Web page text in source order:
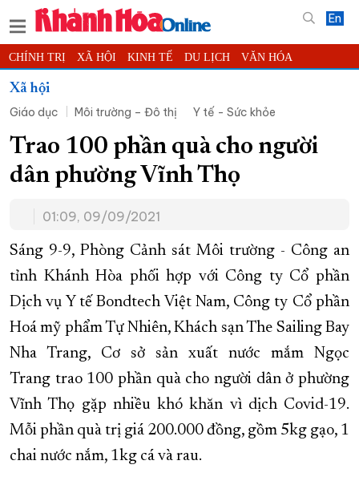
En
CHÍNH TRỊ XÃ HỘI KINH TẾ DU LỊCH VĂN HÓA
THỂ THAO
KHOA HỌC - CÔNG NGHỆ PHÁP LUẬT BẠN ĐỌC
THẾ GIỚI MULTIMEDIA VIDEO ĐỌC BÁO ONLINE
PODCAST THÔNG TIN - QUẢNG CÁO
TRƯỜNG SA BIỂN ĐẢO QUÊ HƯƠNG
CHUNG TAY CẢI CÁCH HÀNH CHÍNH
XÂY DỰNG NÔNG THÔN MỚI LỊCH CẮT ĐIỆN
TÀU - XE - MÁY BAY
KỶ NIỆM 370 NĂM XÂY DỰNG VÀ PHÁT TRIỂN TỈNH KHÁNH HÒA
KHOẢNH KHẮC ĐẸP XỨ TRẦM
XÂY DỰNG KHÁNH HÒA TRỞ THÀNH THÀNH PHỐ TRỰC THUỘC
ĐẠI HỘI ĐẢNG CÁC CẤP TRANG CHỦ VỀ BÁO KHÁNH HÒA
Xã hội
Giáo dục
Môi trường – Đô thị Y tế - Sức khỏe
Trao 100 phần quà cho người
dân phường Vĩnh Thọ
01:09, 09/09/2021
Sáng 9-9, Phòng Cảnh sát Môi trường - Công an
tỉnh Khánh Hòa phối hợp với Công ty Cổ phần
Dịch vụ Y tế Bondtech Việt Nam, Công ty Cổ phần
Hoá mỹ phẩm Tự Nhiên, Khách sạn The Sailing Bay
Nha Trang, Cơ sở sản xuất nước mắm Ngọc
Trang trao 100 phần quà cho người dân ở phường
Vĩnh Thọ gặp nhiều khó khăn vì dịch Covid-19.
Mỗi phần quà trị giá 200.000 đồng, gồm 5kg gạo, 1
chai nước nắm, 1kg cá và rau.